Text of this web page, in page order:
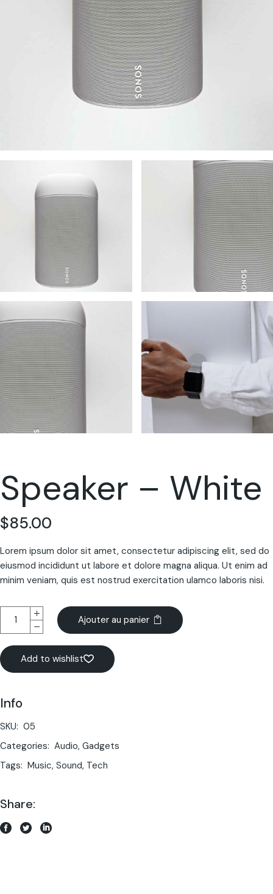
Speaker – White
$85.00
Lorem ipsum dolor sit amet, consectetur adipiscing elit, sed do
eiusmod incididunt ut labore et dolore magna aliqua. Ut enim ad
minim veniam, quis est nostrud exercitation ulamco laboris nisi.
Ajouter au panier
Add to wishlist
Info
SKU: 05
Categories: Audio, Gadgets
Tags: Music, Sound, Tech
Share: